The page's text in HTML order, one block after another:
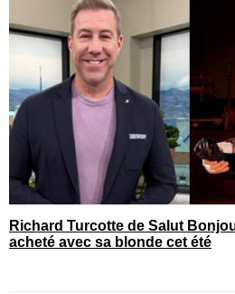
Richard Turcotte de Salut
acheté avec sa blonde cet été